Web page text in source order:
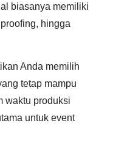
biasanya memiliki
hingga
Anda memilih
tetap mampu
waktu produksi
untuk event